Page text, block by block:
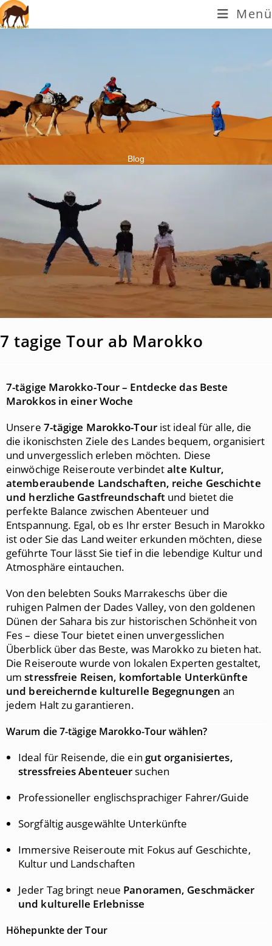
Menü
Blog
7 tagige Tour ab Marokko
7-tägige Marokko-Tour – Entdecke das Beste
Marokkos in einer Woche
Unsere 7-tägige Marokko-Tourist ideal für alle, die
die ikonischsten Ziele des Landes bequem, organisiert
und unvergesslich erleben möchten. Diese
einwöchige Reiseroute verbindetalte Kultur,
atemberaubende Landschaften, reiche Geschichte
und herzliche Gastfreundschaft und bietet die
perfekte Balance zwischen Abenteuer und
Entspannung. Egal, ob es Ihr erster Besuch in Marokko
ist oder Sie das Land weiter erkunden möchten, diese
geführte Tour lässt Sie tief in die lebendige Kultur und
Atmosphäre eintauchen.
Von den belebten Souks Marrakeschs über die
ruhigen Palmen der Dades Valley, von den goldenen
Dünen der Sahara bis zur historischen Schönheit von
Fes – diese Tour bietet einen unvergesslichen
Überblick über das Beste, was Marokko zu bieten hat.
Die Reiseroute wurde von lokalen Experten gestaltet,
umstressfreie Reisen, komfortable Unterkünfte
und bereichernde kulturelle Begegnungen an
jedem Halt zu garantieren.
Warum die 7-tägige Marokko-Tour wählen?
Ideal für Reisende, die ein gut organisiertes,
stressfreies Abenteuer suchen
Professioneller englischsprachiger Fahrer/Guide
Sorgfältig ausgewählte Unterkünfte
Immersive Reiseroute mit Fokus auf Geschichte,
Kultur und Landschaften
Jeder Tag bringt neue Panoramen, Geschmäcker
und kulturelle Erlebnisse
Höhepunkte der Tour